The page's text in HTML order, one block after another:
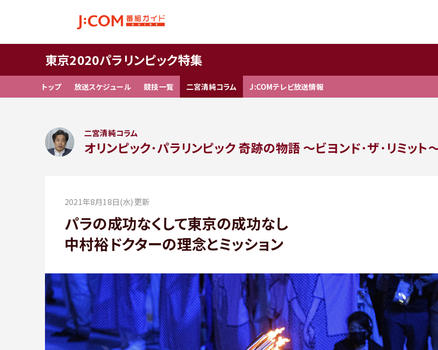
東京2020パラリンピック特集
トップ 放送スケジュール 競技一覧 二宮清純コラム J:COMテレビ放送情報
二宮清純コラム
オリンピック･パラリンピック 奇跡の物語～ビヨンド･ザ･リミット
2021年8月18日(水)更新
パラの成功なくして東京の成功なし
中村裕ドクターの理念とミッション